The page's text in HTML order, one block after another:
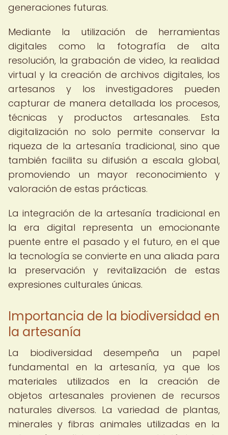
generaciones futuras.
Mediante la utilización de herramientas
digitales como la fotografía de alta
resolución, la grabación de video, la realidad
virtual y la creación de archivos digitales, los
artesanos y los investigadores pueden
capturar de manera detallada los procesos,
técnicas y productos artesanales. Esta
digitalización no solo permite conservar la
riqueza de la artesanía tradicional, sino que
también facilita su difusión a escala global,
promoviendo un mayor reconocimiento y
valoración de estas prácticas.
La integración de la artesanía tradicional en
la era digital representa un emocionante
puente entre el pasado y el futuro, en el que
la tecnología se convierte en una aliada para
la preservación y revitalización de estas
expresiones culturales únicas.
Importancia de la biodiversidad en
la artesanía
La biodiversidad desempeña un papel
fundamental en la artesanía, ya que los
materiales utilizados en la creación de
objetos artesanales provienen de recursos
naturales diversos. La variedad de plantas,
minerales y fibras animales utilizadas en la